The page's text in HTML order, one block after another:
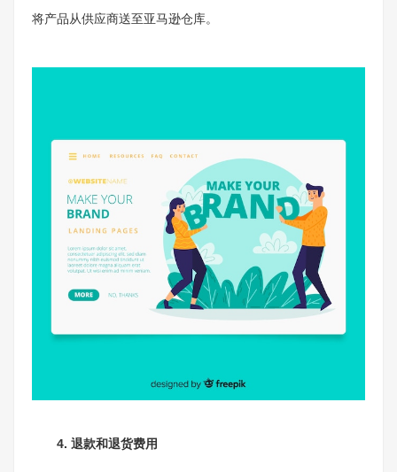
将产品从供应商送至亚马逊仓库。
4. 退款和退货费用